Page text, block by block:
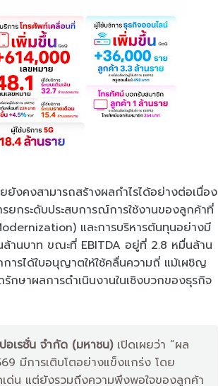
ยังคงสามารถสร้างผลกำไรได้อย่างต่อเนื่อง
ยกระดับประสบการณ์การใช้งานของลูกค้าที่
และการบริหารต้นทุนอย่างมี
านบาท ขณะที่ EBITDA อยู่ที่ 2.8 หมื่นล้าน
ารได้ใบอนุญาตให้ใช้คลื่นความถี่ แม้เผชิญ
ษาผลการดำเนินงานในเชิงบวกของธุรกิจ
อเรชั่น จำกัด (มหาชน) เปิดเผยว่า “ผล
มีการเติบโตอย่างแข็งแกร่ง โดย
เด่น แต่ยังรวมถึงความพึงพอใจของลูกค้า